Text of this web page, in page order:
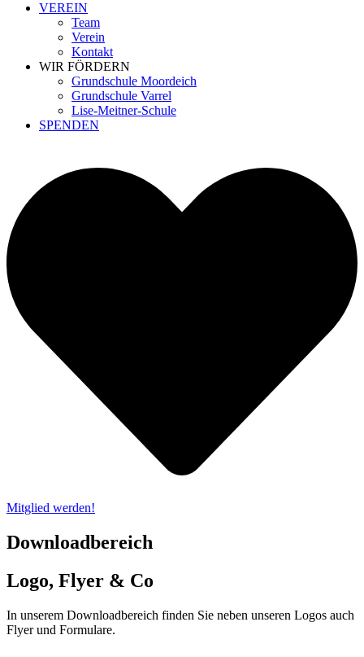
VEREIN
Team
Verein
Kontakt
WIR FÖRDERN
Grundschule Moordeich
Grundschule Varrel
Lise-Meitner-Schule
SPENDEN
Mitglied werden!
Downloadbereich
Logo, Flyer & Co
In unserem Downloadbereich finden Sie neben unseren Logos auch
Flyer und Formulare.